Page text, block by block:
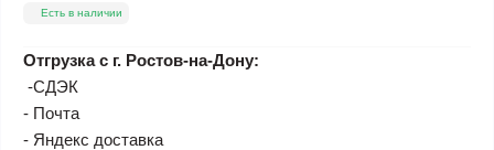
Есть в наличии
Отгрузка с г. Ростов-на-Дону:
-СДЭК
- Почта
- Яндекс доставка